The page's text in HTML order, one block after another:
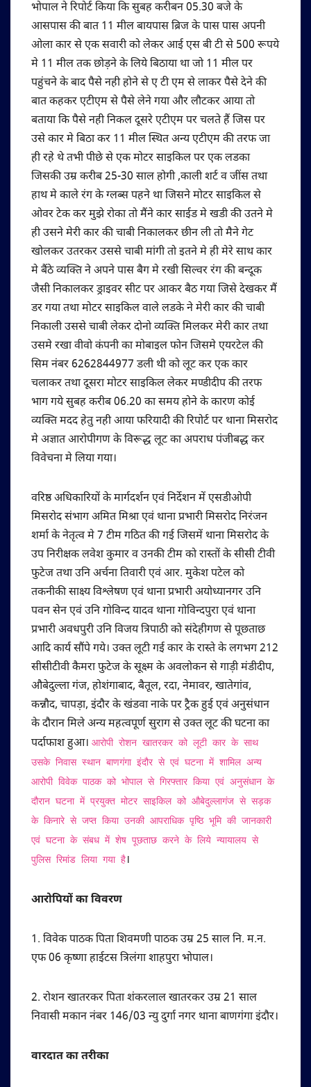
भोपाल ने रिपोर्ट किया कि सुबह करीबन 05.30 बजे के
आसपास की बात 11 मील बायपास ब्रिज के पास पास अपनी
ओला कार से एक सवारी को लेकर आई एस बी टी से 500 रूपये
मे 11 मील तक छोड़ने के लिये बिठाया था जो 11 मील पर
पहुंचने के बाद पैसे नही होने से ए टी एम से लाकर पैसे देने की
बात कहकर एटीएम से पैसे लेने गया और लौटकर आया तो
बताया कि पैसे नही निकल दूसरे एटीएम पर चलते हैं जिस पर
उसे कार मे बिठा कर 11 मील स्थित अन्य एटीएम की तरफ जा
ही रहे थे तभी पीछे से एक मोटर साइकिल पर एक लडका
जिसकी उम्र करीब 25-30 साल होगी ,काली शर्ट व जींस तथा
हाथ मे काले रंग के ग्लब्स पहने था जिसने मोटर साइकिल से
ओवर टेक कर मुझे रोका तो मैंने कार साईड मे खडी की उतने मे
ही उसने मेरी कार की चाबी निकालकर छीन ली तो मैने गेट
खोलकर उतरकर उससे चाबी मांगी तो इतने मे ही मेरे साथ कार
मे बैंठे व्यक्ति ने अपने पास बैग मे रखी सिल्वर रंग की बन्दूक
जैसी निकालकर ड्राइवर सीट पर आकर बैठ गया जिसे देखकर मैं
डर गया तथा मोटर साइकिल वाले लडके ने मेरी कार की चाबी
निकाली उससे चाबी लेकर दोनो व्यक्ति मिलकर मेरी कार तथा
उसमे रखा वीवो कंपनी का मोबाइल फोन जिसमे एयरटेल की
सिम नंबर 6262844977 डली थी को लूट कर एक कार
चलाकर तथा दूसरा मोटर साइकिल लेकर मण्डीदीप की तरफ
भाग गये सुबह करीब 06.20 का समय होने के कारण कोई
व्यक्ति मदद हेतु नही आया फरियादी की रिपोर्ट पर थाना मिसरोद
मे अज्ञात आरोपीगण के विरूद्ध लूट का अपराध पंजीबद्ध कर
विवेचना मे लिया गया।
वरिष्ठ अधिकारियों के मार्गदर्शन एवं निर्देशन में एसडीओपी
मिसरोद संभाग अमित मिश्रा एवं थाना प्रभारी मिसरोद निरंजन
शर्मा के नेतृत्व मे 7 टीम गठित की गई जिसमें थाना मिसरोद के
उप निरीक्षक लवेश कुमार व उनकी टीम को रास्तों के सीसी टीवी
फुटेज तथा उनि अर्चना तिवारी एवं आर. मुकेश पटेल को
तकनीकी साक्ष्य विश्लेषण एवं थाना प्रभारी अयोध्यानगर उनि
पवन सेन एवं उनि गोविन्द यादव थाना गोविन्दपुरा एवं थाना
प्रभारी अवधपुरी उनि विजय त्रिपाठी को संदेहीगण से पूछताछ
आदि कार्य सौंपे गये। उक्त लूटी गई कार के रास्ते के लगभग 212
सीसीटीवी कैमरा फुटेज के सूक्ष्म के अवलोकन से गाड़ी मंडीदीप,
औबेदुल्ला गंज, होशंगाबाद, बैतूल, रदा, नेमावर, खातेगांव,
कन्नौद, चापड़ा, इंदौर के खंडवा नाके पर ट्रैक हुई एवं अनुसंधान
के दौरान मिले अन्य महत्वपूर्ण सुराग से उक्त लूट की घटना का
पर्दाफाश हुआ। आरोपी रोशन खातरकर को लूटी कार के साथ
उसके निवास स्थान बाणगंगा इंदौर से एवं घटना में शामिल अन्य
आरोपी विवेक पाठक को भोपाल से गिरफ्तार किया एवं अनुसंधान के
दौरान घटना में प्रयुक्त मोटर साइकिल को औबेदुल्लागंज से सड़क
के किनारे से जप्त किया उनकी आपराधिक पृष्ठि भूमि की जानकारी
एवं घटना के संबध में शेष पूछताछ करने के लिये न्यायालय से
पुलिस रिमांड लिया गया है।
आरोपियों का विवरण
1. विवेक पाठक पिता शिवमणी पाठक उम्र 25 साल नि. म.न.
एफ 06 कृष्णा हाईटस त्रिलंगा शाहपुरा भोपाल।
2. रोशन खातरकर पिता शंकरलाल खातरकर उम्र 21 साल
निवासी मकान नंबर 146/03 न्यु दुर्गा नगर थाना बाणगंगा इंदौर।
वारदात का तरीका